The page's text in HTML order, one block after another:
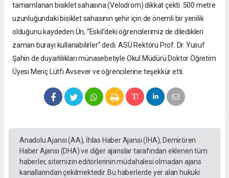
tamamlanan bisiklet sahasına (Velodrom) dikkat çekti. 500 metre
uzunluğundaki bisiklet sahasının şehir için de önemli bir yenilik
olduğunu kaydeden Ün, “Eskil’deki öğrencilerimiz de diledikleri
zaman burayı kullanabilirler” dedi. ASÜ Rektörü Prof. Dr. Yusuf
Şahin de duyarlılıkları münasebetiyle Okul Müdürü Doktor Öğretim
Üyesi Meriç Lütfi Avsever ve öğrencilerine teşekkür etti.
Anadolu Ajansı (AA), İhlas Haber Ajansı (İHA), Demirören
Haber Ajansı (DHA) ve diğer ajanslar tarafından eklenen tüm
haberler, sitemizin editörlerinin müdahalesi olmadan ajans
kanallarından çekilmektedir. Bu haberlerde yer alan hukuki